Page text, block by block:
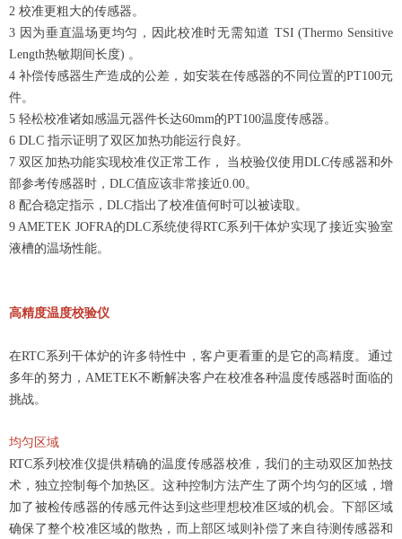
2 校准更粗大的传感器。
3 因为垂直温场更均匀，因此校准时无需知道 TSI (Thermo Sensitive
Length热敏期间长度) 。
4 补偿传感器生产造成的公差，如安装在传感器的不同位置的PT100元
件。
5 轻松校准诸如感温元器件长达60mm的PT100温度传感器。
6 DLC 指示证明了双区加热功能运行良好。
7 双区加热功能实现校准仪正常工作， 当校验仪使用DLC传感器和外
部参考传感器时，DLC值应该非常接近0.00。
8 配合稳定指示，DLC指出了校准值何时可以被读取。
9 AMETEK JOFRA的DLC系统使得RTC系列干体炉实现了接近实验室
液槽的温场性能。
高精度温度校验仪
在RTC系列干体炉的许多特性中，客户更看重的是它的高精度。通过
多年的努力，AMETEK不断解决客户在校准各种温度传感器时面临的
挑战。
均匀区域
RTC系列校准仪提供精确的温度传感器校准，我们的主动双区加热技
术，独立控制每个加热区。这种控制方法产生了两个均匀的区域，增
加了被检传感器的传感元件达到这些理想校准区域的机会。下部区域
确保了整个校准区域的散热，而上部区域则补偿了来自待测传感器和